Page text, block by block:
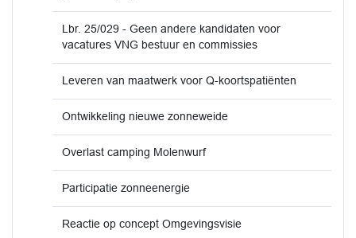
Lbr. 25/029 - Geen andere kandidaten voor
vacatures VNG bestuur en commissies
Leveren van maatwerk voor Q-koortspatiënten
Ontwikkeling nieuwe zonneweide
Overlast camping Molenwurf
Participatie zonneenergie
Reactie op concept Omgevingsvisie